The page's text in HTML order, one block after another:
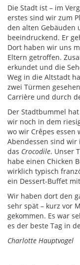
Die Stadt ist – im
erstes sind wir zum
den alten Gebäuden
beeindruckend. Er
Dort haben wir uns
Eltern getroffen.
erkundet und die
Weg in die Altstadt
zwei Türmen
Carrière und durch
Der Stadtbummel
wir noch in dem
wo wir Crêpes essen
Abendessen sind wir
das Crocodile. Unser
habe einen Chicken
wirklich typisch
ein Dessert-Buffet
Wir haben dort den
sehr spät – kurz vor
gekommen. Es war
es der beste Tag in
Charlotte Hauptvogel